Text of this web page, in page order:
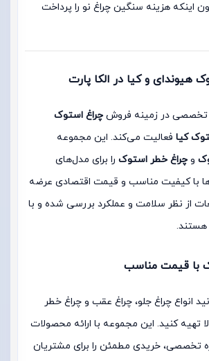
اینکه هزینه سنگین چراغ نو را پرداخت
هیوندای و کیا در الکا پارت
در زمینه فروش چراغ استوک
کیا فعالیت می‌کند. این مجموعه
و چراغ خطر استوک را برای مدل‌های
با کیفیت مناسب و قیمت اقتصادی عرضه
از نظر سلامت و عملکرد بررسی شده و با
هستند.
با قیمت مناسب
انواع چراغ جلو، چراغ عقب و چراغ خطر
تهیه کنید. این مجموعه با ارائه محصولات
خریدی مطمئن را برای مشتریان